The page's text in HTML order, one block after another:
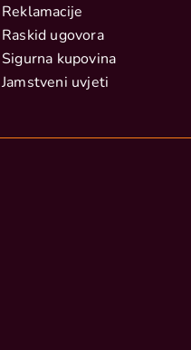
Reklamacije
Raskid ugovora
Sigurna kupovina
Jamstveni uvjeti